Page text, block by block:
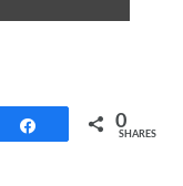
Share 0
SHARES